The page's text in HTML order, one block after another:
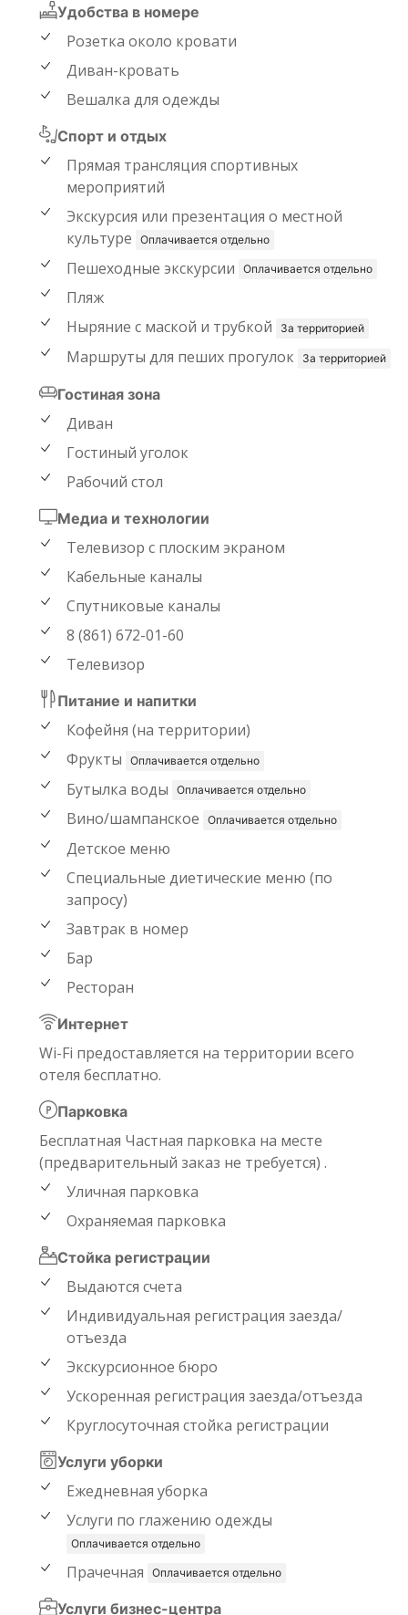
Удобства в номере
Розетка около кровати
Диван-кровать
Вешалка для одежды
Спорт и отдых
Прямая трансляция спортивных
мероприятий
Экскурсия или презентация о местной
культуре
Оплачивается отдельно
Пешеходные экскурсии Оплачивается отдельно
Пляж
Ныряние с маской и трубкой
За территорией
Маршруты для пеших прогулок За территорией
Гостиная зона
Диван
Гостиный уголок
Рабочий стол
Медиа и технологии
Телевизор с плоским экраном
Кабельные каналы
Спутниковые каналы
8 (861) 672-01-60
Телевизор
Питание и напитки
Кофейня (на территории)
Фрукты
Оплачивается отдельно
Бутылка воды Оплачивается отдельно
Вино/шампанское Оплачивается отдельно
Детское меню
Специальные диетические меню (по
запросу)
Завтрак в номер
Бар
Ресторан
Интернет
Wi-Fi предоставляется на территории всего
отеля бесплатно.
Парковка
Бесплатная Частная парковка на месте
(предварительный заказ не требуется) .
Уличная парковка
Охраняемая парковка
Стойка регистрации
Выдаются счета
Индивидуальная регистрация заезда/
отъезда
Экскурсионное бюро
Ускоренная регистрация заезда/отъезда
Круглосуточная стойка регистрации
Услуги уборки
Ежедневная уборка
Услуги по глажению одежды
Оплачивается отдельно
Прачечная Оплачивается отдельно
Услуги бизнес-центра